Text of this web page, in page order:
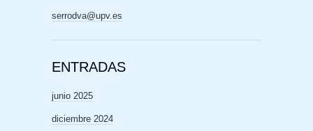
serrodva@upv.es
ENTRADAS
junio 2025
diciembre 2024